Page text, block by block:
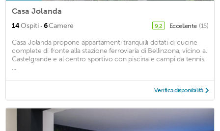
Casa Jolanda
14Ospiti · 6Camere 9,2 Eccellente (15)
Casa Jolanda propone appartamenti tranquilli dotati di cucine
complete di fronte alla stazione ferroviaria di Bellinzona, vicino al
Castelgrande e al centro sportivo con piscina e campi da tennis.
...
Verifica disponibilità